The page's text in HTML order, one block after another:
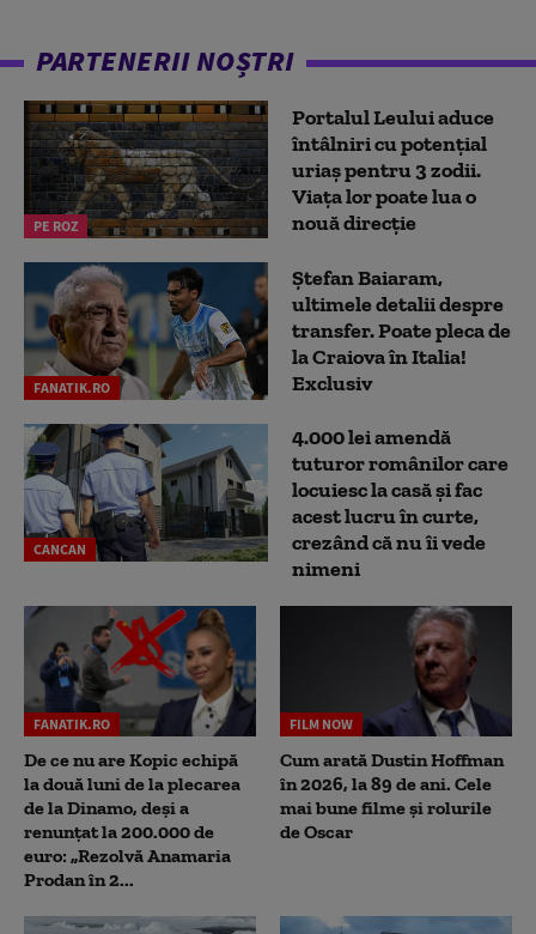
PARTENERII NOȘTRI
PE ROZ
Portalul Leului aduce
întâlniri cu potențial
uriaș pentru 3 zodii.
Viața lor poate lua o
nouă direcție
FANATIK.RO
Ștefan Baiaram,
ultimele detalii despre
transfer. Poate pleca de
la Craiova în Italia!
Exclusiv
CANCAN
4.000 lei amendă
tuturor românilor care
locuiesc la casă și fac
acest lucru în curte,
crezând că nu îi vede
nimeni
FANATIK.RO
De ce nu are Kopic echipă
la două luni de la plecarea
de la Dinamo, deși a
renunțat la 200.000 de
euro: „Rezolvă Anamaria
Prodan în 2...
FILM NOW
Cum arată Dustin Hoffman
în 2026, la 89 de ani. Cele
mai bune filme și rolurile
de Oscar